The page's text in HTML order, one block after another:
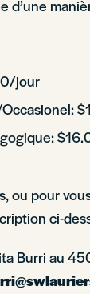
d’une
jour
ou pour
ci-
Burri au